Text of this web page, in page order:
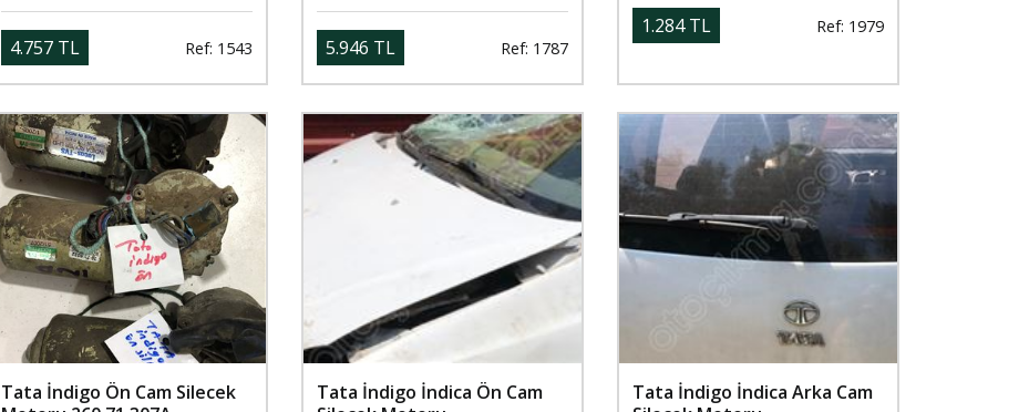
4.757 TL Ref: 1543 5.946 TL Ref: 1787
1.284 TL Ref: 1979
Tata İndigo Ön Cam Silecek
Tata İndigo İndica Ön Cam
Tata İndigo İndica Arka Cam